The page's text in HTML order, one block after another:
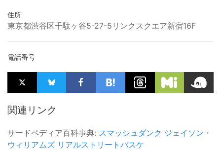
住所
東京都渋谷区千駄ヶ谷5-27-5リンクスクエア新宿16F
電話番号
関連リンク
サードペディア百科事典: スマッシュダンク ジェイソン・
ウィリアムズ リアルストリートバスケ